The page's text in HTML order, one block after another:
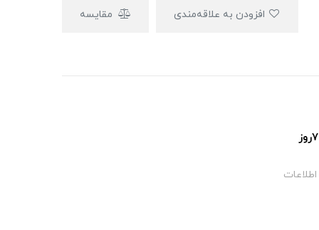
مقایسه
پشتیبانی ۲۴ساعت و ۷روز